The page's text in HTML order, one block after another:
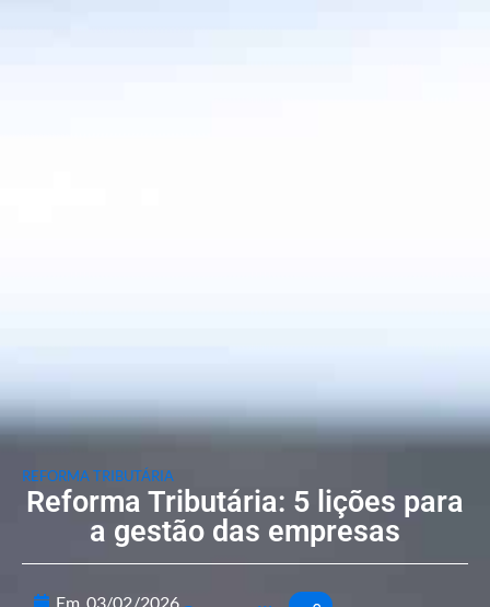
REFORMA TRIBUTÁRIA
Reforma Tributária: 5 lições para
a gestão das empresas
Em 03/02/2026